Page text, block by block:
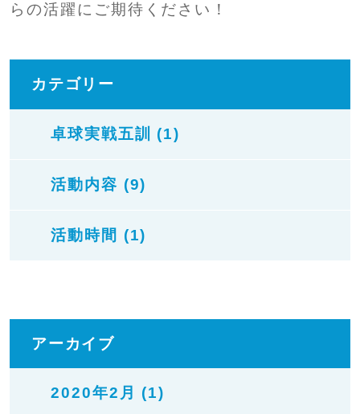
らの活躍にご期待ください！
カテゴリー
卓球実戦五訓 (1)
活動内容 (9)
活動時間 (1)
アーカイブ
2020年2月 (1)